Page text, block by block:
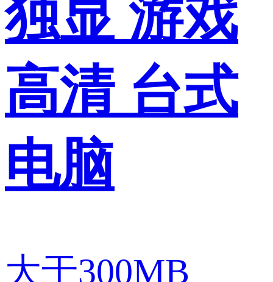
独显 游戏
高清 台式
电脑
大于300MB